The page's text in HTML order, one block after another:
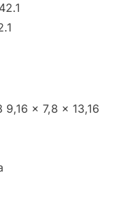
x 7,8 x 13,16